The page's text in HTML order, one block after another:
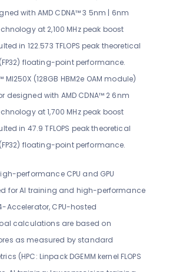
with AMD CDNA™ 3 5nm | 6nm
at 2,100 MHz peak boost
in 122.573 TFLOPS peak theoretical
floating-point performance.
MI250X (128GB HBM2e OAM module)
designed with AMD CDNA™ 2 6nm
at 1,700 MHz peak boost
in 47.9 TFLOPS peak theoretical
floating-point performance.
performance CPU and GPU
for AI training and high-performance
Accelerator, CPU-hosted
calculations are based on
as measured by standard
(HPC: Linpack DGEMM kernel FLOPS